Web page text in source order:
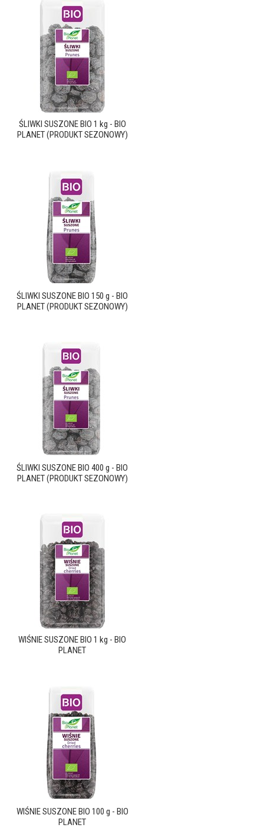
ŚLIWKI SUSZONE BIO 1 kg - BIO
PLANET (PRODUKT SEZONOWY)
ŚLIWKI SUSZONE BIO 150 g - BIO
PLANET (PRODUKT SEZONOWY)
ŚLIWKI SUSZONE BIO 400 g - BIO
PLANET (PRODUKT SEZONOWY)
WIŚNIE SUSZONE BIO 1 kg - BIO
PLANET
WIŚNIE SUSZONE BIO 100 g - BIO
PLANET